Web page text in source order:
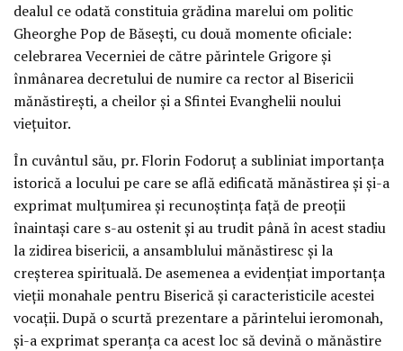
dealul ce odată constituia grădina marelui om politic
Gheorghe Pop de Băsești, cu două momente oficiale:
celebrarea Vecerniei de către părintele Grigore și
înmânarea decretului de numire ca rector al Bisericii
mănăstirești, a cheilor și a Sfintei Evanghelii noului
viețuitor.
În cuvântul său, pr. Florin Fodoruț a subliniat importanța
istorică a locului pe care se află edificată mănăstirea și și-a
exprimat mulțumirea și recunoștința față de preoții
înaintași care s-au ostenit și au trudit până în acest stadiu
la zidirea bisericii, a ansamblului mănăstiresc și la
creșterea spirituală. De asemenea a evidențiat importanța
vieții monahale pentru Biserică și caracteristicile acestei
vocații. După o scurtă prezentare a părintelui ieromonah,
și-a exprimat speranța ca acest loc să devină o mănăstire